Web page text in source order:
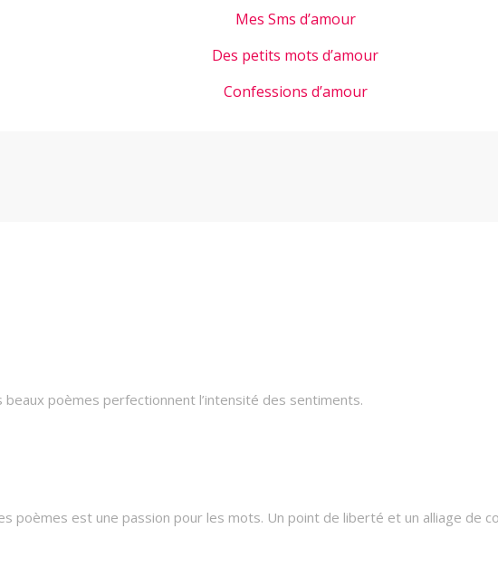
Mes Sms d’amour
Des petits mots d’amour
Confessions d’amour
beaux poèmes perfectionnent l’intensité des sentiments.
poèmes est une passion pour les mots. Un point de liberté et un alliage de